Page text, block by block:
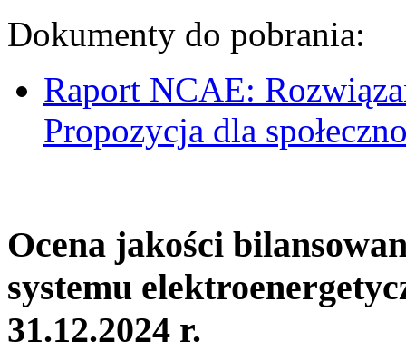
Dokumenty do pobrania:
Raport NCAE:
Propozycja dla
Ocena jakości
systemu
31.12.2024 r.